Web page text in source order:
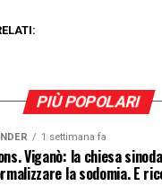
PIÙ POPOLARI
1 settimana fa
Viganò: la chiesa
la sodomia. E